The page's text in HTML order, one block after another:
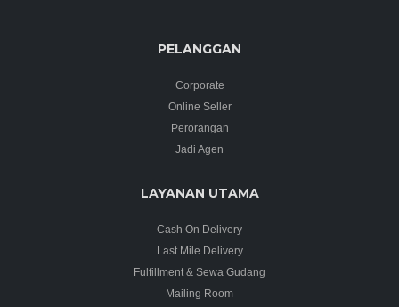
PELANGGAN
Corporate
Online Seller
Perorangan
Jadi Agen
LAYANAN UTAMA
Cash On Delivery
Last Mile Delivery
Fulfillment & Sewa Gudang
Mailing Room